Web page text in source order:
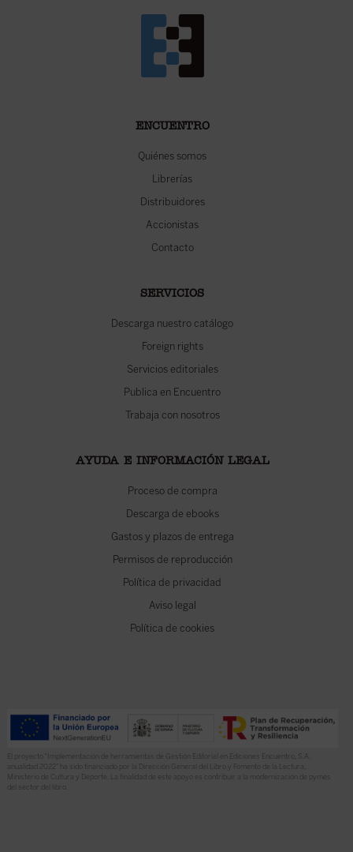
ENCUENTRO
Quiénes somos
Librerías
Distribuidores
Accionistas
Contacto
SERVICIOS
Descarga nuestro catálogo
Foreign rights
Servicios editoriales
Publica en Encuentro
Trabaja con nosotros
AYUDA E INFORMACIÓN LEGAL
Proceso de compra
Descarga de ebooks
Gastos y plazos de entrega
Permisos de reproducción
Política de privacidad
Aviso legal
Política de cookies
El proyecto “Implementación de herramientas de Gestión Editorial en Ediciones Encuentro, S.A.
anualidad 2022” ha sido financiado por la Dirección General del Libro y Fomento de la Lectura,
Ministerio de Cultura y Deporte. La finalidad de este apoyo es contribuir a la modernización de pymes
del sector del libro.